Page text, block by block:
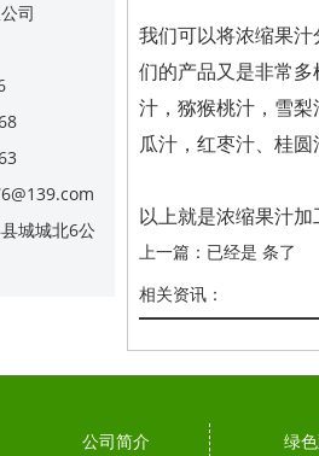
司
城城北6公
我们可以将浓缩果
们的产品又是非常
汁，猕猴桃汁，雪
瓜汁，红枣汁、桂圆
以上就是浓缩果汁加
上一篇：已经是 条了
相关资讯：
公司简介 绿